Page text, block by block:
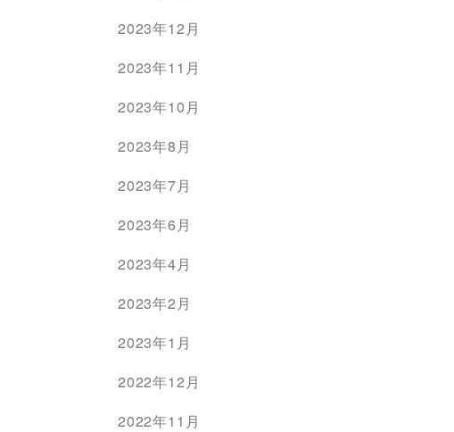
2023年12月
2023年11月
2023年10月
2023年8月
2023年7月
2023年6月
2023年4月
2023年2月
2023年1月
2022年12月
2022年11月